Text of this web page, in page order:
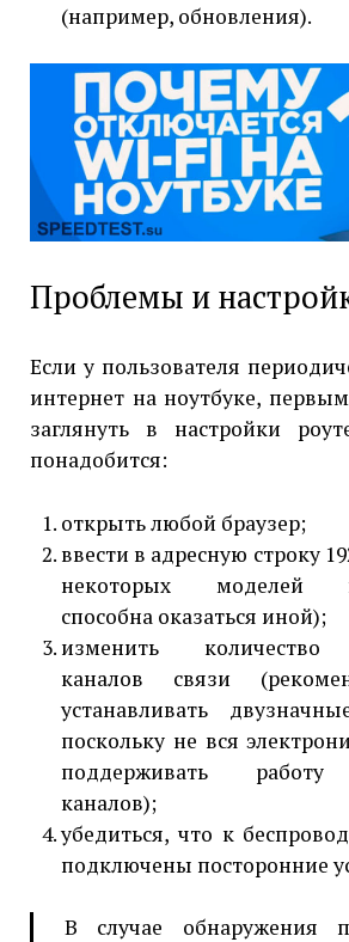
(например, обновления).
Проблемы и
Если у пользователя
интернет на ноутбуке,
заглянуть в настройки
понадобится:
открыть любой браузер;
ввести в адресную строку
некоторых моделей
способна оказаться иной);
изменить количество
каналов связи
устанавливать
поскольку не вся
поддерживать
каналов);
убедиться, что к
подключены посторонние
В случае обнаружения